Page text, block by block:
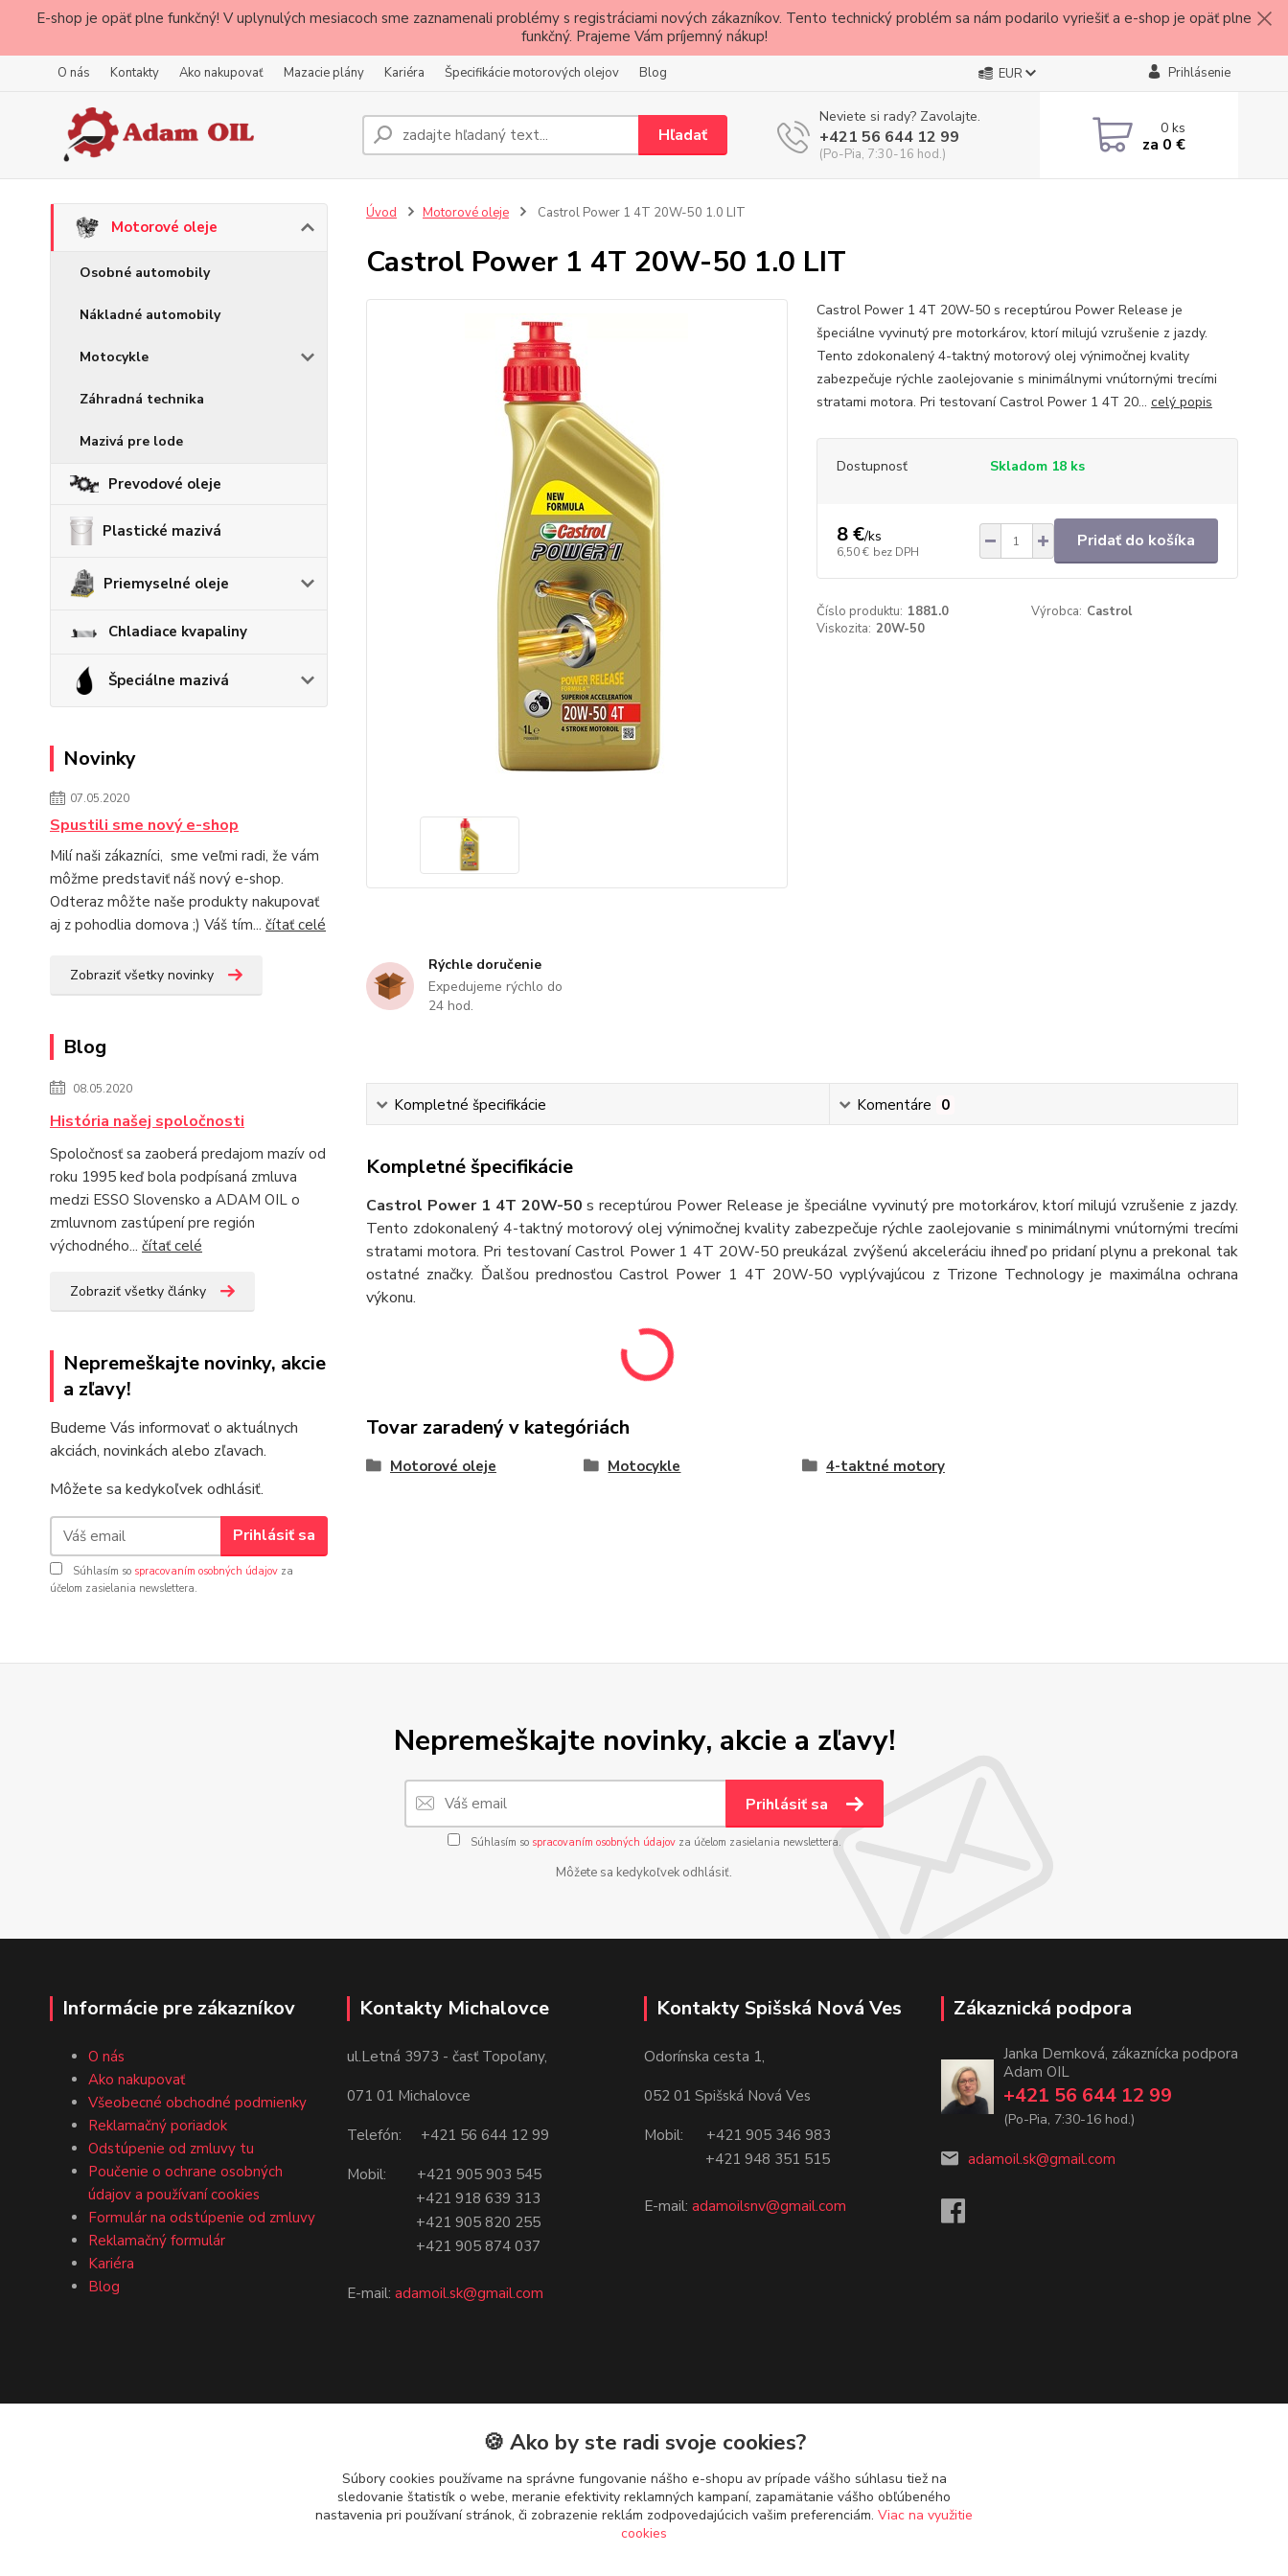
E-shop je opäť plne funkčný! V uplynulých mesiacoch sme zaznamenali problémy s registráciami nových zákazníkov. Tento technický problém sa nám podarilo vyriešiť a e-shop je opäť plne
funkčný. Prajeme Vám príjemný nákup!
O nás Kontakty Ako nakupovať Mazacie plány Kariéra Špecifikácie motorových olejov Blog EUR Prihlásenie
Hľadať
Neviete si rady? Zavolajte.
+421 56 644 12 99
(Po-Pia, 7:30-16 hod.)
0ks
za 0 €
Motorové oleje
Osobné automobily
Nákladné automobily
Motocykle
Záhradná technika
Mazivá pre lode
Prevodové oleje
Plastické mazivá
Priemyselné oleje
Chladiace kvapaliny
Špeciálne mazivá
Novinky
07.05.2020
Spustili sme nový e-shop
Milí naši zákazníci, sme veľmi radi, že vám
môžme predstaviť náš nový e-shop.
Odteraz môžte naše produkty nakupovať
aj z pohodlia domova ;) Váš tím... čítať celé
Zobraziť všetky novinky
Blog
08.05.2020
História našej spoločnosti
Spoločnosť sa zaoberá predajom mazív od
roku 1995 keď bola podpísaná zmluva
medzi ESSO Slovensko a ADAM OIL o
zmluvnom zastúpení pre región
východného... čítať celé
Zobraziť všetky články
Nepremeškajte novinky, akcie
a zľavy!
Budeme Vás informovať o aktuálnych
akciách, novinkách alebo zľavach.
Môžete sa kedykoľvek odhlásiť.
Prihlásiť sa
Súhlasím so spracovaním osobných údajov za
účelom zasielania newslettera.
Úvod Motorové oleje Castrol Power 1 4T 20W-50 1.0 LIT
Castrol Power 1 4T 20W-50 1.0 LIT
Castrol Power 1 4T 20W-50 s receptúrou Power Release je
špeciálne vyvinutý pre motorkárov, ktorí milujú vzrušenie z jazdy.
Tento zdokonalený 4-taktný motorový olej výnimočnej kvality
zabezpečuje rýchle zaolejovanie s minimálnymi vnútornými trecími
stratami motora. Pri testovaní Castrol Power 1 4T 20... celý popis
Dostupnosť Skladom 18 ks
8 €/ks
6,50 € bez DPH
Pridať do košíka
Číslo produktu: 1881.0 Výrobca: Castrol
Viskozita: 20W-50
Rýchle doručenie
Expedujeme rýchlo do
24 hod.
Kompletné špecifikácie Komentáre 0
Kompletné špecifikácie
Castrol Power 1 4T 20W-50s receptúrou Power Release je špeciálne vyvinutý pre motorkárov, ktorí milujú vzrušenie z jazdy.
Tento zdokonalený 4-taktný motorový olej výnimočnej kvality zabezpečuje rýchle zaolejovanie s minimálnymi vnútornými trecími
stratami motora. Pri testovaní Castrol Power 1 4T 20W-50 preukázal zvýšenú akceleráciu ihneď po pridaní plynu a prekonal tak
ostatné značky. Ďalšou prednosťou Castrol Power 1 4T 20W-50 vyplývajúcou z Trizone Technology je maximálna ochrana
výkonu.
Tovar zaradený v kategóriách
Motorové oleje Motocykle 4-taktné motory
Nepremeškajte novinky, akcie a zľavy!
Prihlásiť sa
Súhlasím so spracovaním osobných údajovza účelom zasielania newslettera.
Môžete sa kedykoľvek odhlásiť.
Informácie pre zákazníkov
O nás
Ako nakupovať
Všeobecné obchodné podmienky
Reklamačný poriadok
Odstúpenie od zmluvy tu
Poučenie o ochrane osobných
údajov a používaní cookies
Formulár na odstúpenie od zmluvy
Reklamačný formulár
Kariéra
Blog
Kontakty Michalovce
ul.Letná 3973 - časť Topoľany,
071 01 Michalovce
Telefón: +421 56 644 12 99
Mobil: +421 905 903 545
+421 918 639 313
+421 905 820 255
+421 905 874 037
E-mail: adamoil.sk@gmail.com
Kontakty Spišská Nová Ves
Odorínska cesta 1,
052 01 Spišská Nová Ves
Mobil: +421 905 346 983
+421 948 351 515
E-mail: adamoilsnv@gmail.com
Zákaznická podpora
Janka Demková, zákaznícka podpora
Adam OIL
+421 56 644 12 99
(Po-Pia, 7:30-16 hod.)
adamoil.sk@gmail.com
🍪 Ako by ste radi svoje cookies?
Súbory cookies používame na správne fungovanie nášho e-shopu av prípade vášho súhlasu tiež na
sledovanie štatistík o webe, meranie efektivity reklamných kampaní, zapamätanie vášho obľúbeného
nastavenia pri používaní stránok, či zobrazenie reklám zodpovedajúcich vašim preferenciám. Viac na využitie
cookies